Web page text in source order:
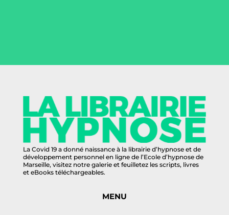
La Covid 19 a donné naissance à la librairie d’hypnose et de
développement personnel en ligne de l’Ecole d’hypnose de
Marseille, visitez notre galerie et feuilletez les scripts, livres
et eBooks téléchargeables.
MENU